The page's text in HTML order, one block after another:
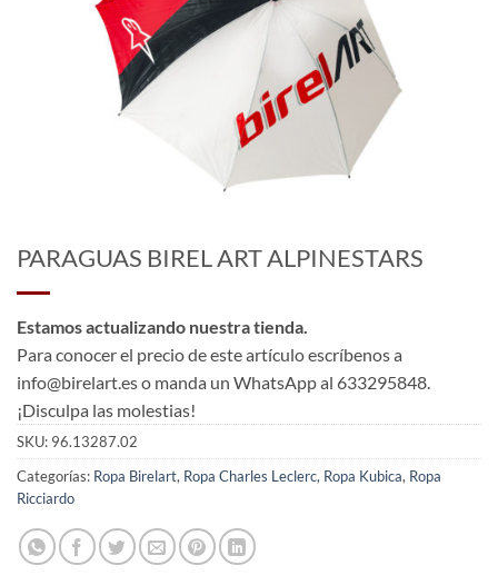
PARAGUAS BIREL ART ALPINESTARS
Estamos actualizando nuestra tienda.
Para conocer el precio de este artículo escríbenos a
info@birelart.es o manda un WhatsApp al 633295848.
¡Disculpa las molestias!
SKU: 96.13287.02
Categorías: Ropa Birelart, Ropa Charles Leclerc, Ropa Kubica, Ropa
Ricciardo